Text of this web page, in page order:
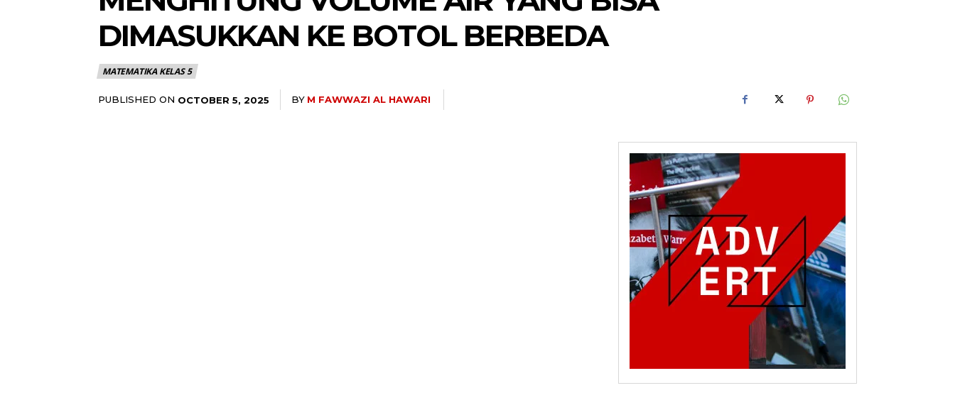
DIMASUKKAN KE BOTOL BERBEDA
MATEMATIKA KELAS 5
PUBLISHED ON OCTOBER 5, 2025 BY M FAWWAZI AL HAWARI